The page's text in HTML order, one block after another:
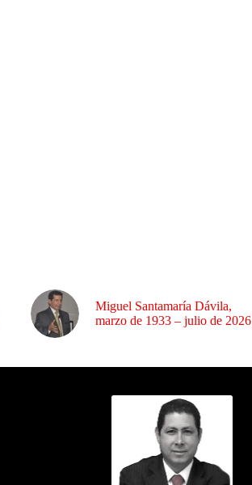
Miguel Santamaría Dávila,
marzo de 1933 – julio de 2026